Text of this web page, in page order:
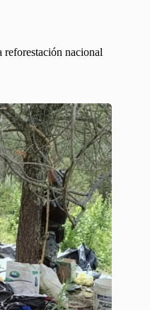
reforestación nacional